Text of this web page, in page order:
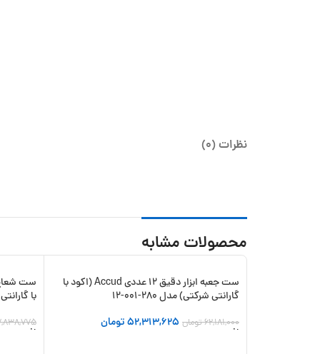
نظرات (0)
محصولات مشابه
-16%
ست جعبه ابزار دقیق 12 عددی Accud (اکود با
گارانتی شرکتی) مدل 280-001-12
62,181,000تومان 52,313,625تومان
افزودن به سبد خرید
-15%
با گارانتی
افزودن